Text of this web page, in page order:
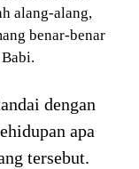
alang-alang,
benar-benar
dengan
apa
tersebut.